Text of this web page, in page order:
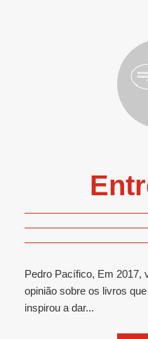
Pedro Pacífico, Em 2017,
opinião sobre os livros
inspirou a dar...